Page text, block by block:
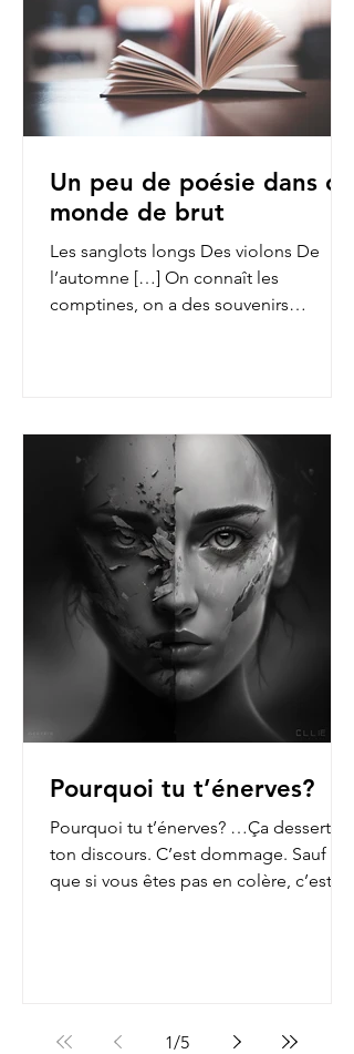
Un peu de poésie dans ce
monde de brut
Les sanglots longs Des violons De
l’automne […] On connaît les
comptines, on a des souvenirs
Pourquoi tu t’énerves?
Pourquoi tu t’énerves? …Ça dessert
ton discours. C’est dommage. Sauf
que si vous êtes pas en colère, c’est
1/5